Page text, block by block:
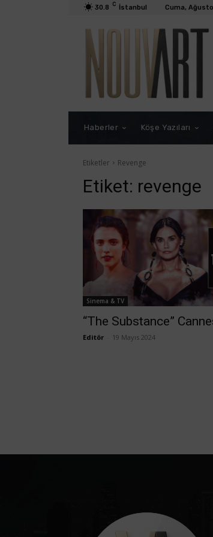
30.8 C İstanbul Cuma,
Haberler Köşe Yazıları
Etiketler Revenge
Etiket: revenge
Sinema & TV
“The Substance”
Editör 19 Mayıs 2024